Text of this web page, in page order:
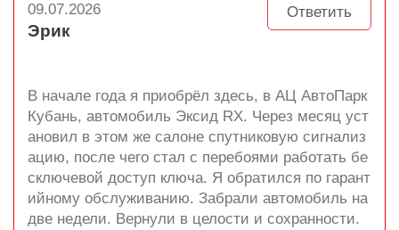
Ответить
09.07.2026
Эрик
В начале года я приобрёл здесь, в АЦ АвтоПарк
Кубань, автомобиль Эксид RX. Через месяц уст
ановил в этом же салоне спутниковую сигнализ
ацию, после чего стал с перебоями работать бе
сключевой доступ ключа. Я обратился по гарант
ийному обслуживанию. Забрали автомобиль на
две недели. Вернули в целости и сохранности.